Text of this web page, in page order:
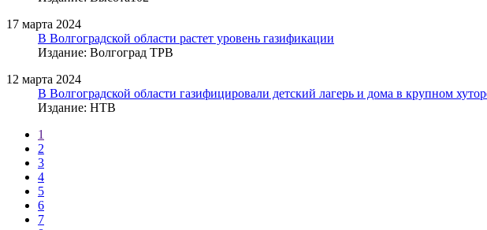
17 марта 2024
В Волгоградской области растет уровень газификации
Издание: Волгоград ТРВ
12 марта 2024
В Волгоградской области газифицировали детский лагерь и дома в крупном
Издание: НТВ
1
2
3
4
5
6
7